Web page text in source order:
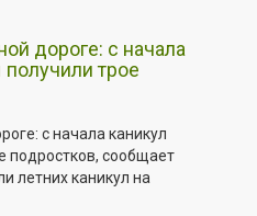
дороге: с начала
трое
с начала каникул
подростков, сообщает
летних каникул на